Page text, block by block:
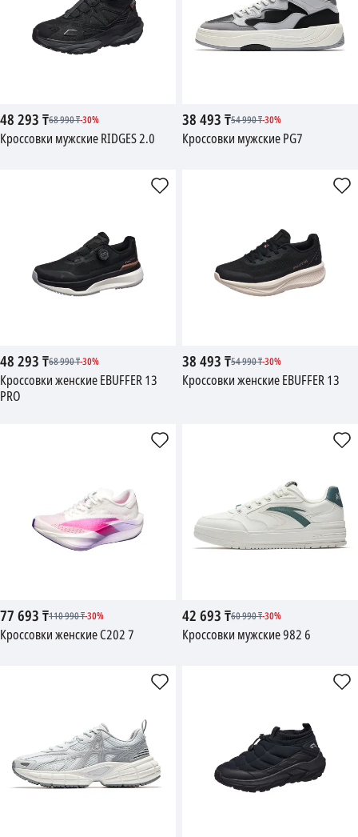
48 293₸68 990₸-30%
Кроссовки мужские RIDGES 2.0
38 493₸54 990₸-30%
Кроссовки мужские PG7
48 293₸68 990₸-30%
Кроссовки женские EBUFFER 13
PRO
38 493₸54 990₸-30%
Кроссовки женские EBUFFER 13
77 693₸110 990₸-30%
Кроссовки женские C202 7
42 693₸60 990₸-30%
Кроссовки мужские 982 6